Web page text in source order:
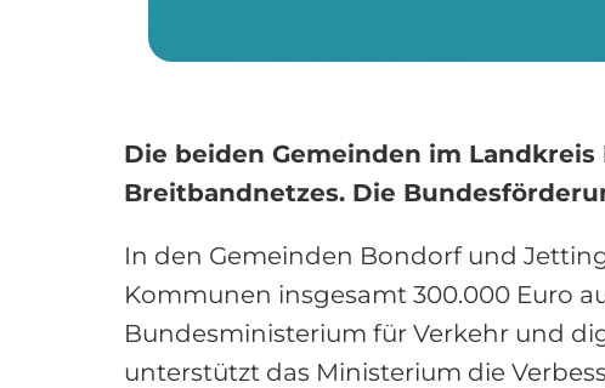
Die beiden Gemeinden im
Breitbandnetzes. Die
In den Gemeinden Bondorf und
Kommunen insgesamt 300.000 Euro
Bundesministerium für Verkehr und
unterstützt das Ministerium die